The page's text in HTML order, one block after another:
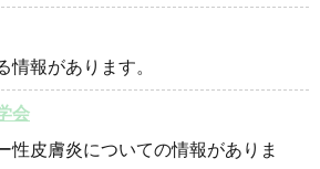
情報があります。
会
性皮膚炎についての情報がありま